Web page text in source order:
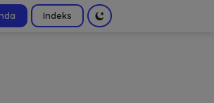
Indeks